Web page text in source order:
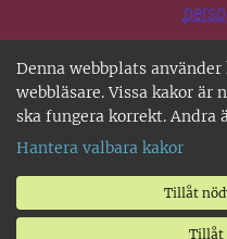
Denna webbplats
webbläsare. Vissa kakor är
ska fungera korrekt. Andra
Hantera valbara kakor
Tillåt
Tillåt